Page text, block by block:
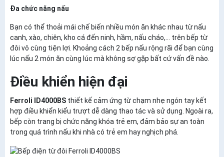
Đa chức năng nấu
Bạn có thể thoải mái chế biến nhiều món ăn khác nhau từ nấu
canh, xào, chiên, kho cá đến ninh, hầm, nấu cháo,... trên bếp từ
đôi vô cùng tiện lợi. Khoảng cách 2 bếp nấu rộng rãi để bạn cùng
lúc nấu 2 món ăn cùng lúc mà không sợ gặp bất cứ vấn đề nào.
Điều khiển hiện đại
Ferroli ID4000BS thiết kế cảm ứng từ chạm nhẹ ngón tay kết
hợp điều khiển kiểu trượt dễ dàng thao tác và sử dụng. Ngoài ra,
bếp còn trang bị chức năng khóa trẻ em, đảm bảo sự an toàn
trong quá trình nấu khi nhà có trẻ em hay nghịch phá.